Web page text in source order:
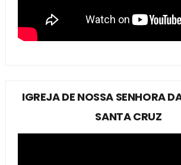
IGREJA DE NOSSA SENHORA
SANTA CRUZ